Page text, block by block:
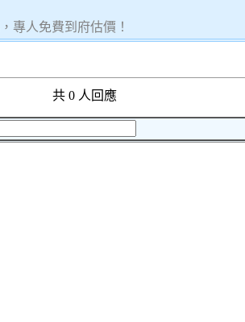
專人免費到府估價！
共 0 人回應